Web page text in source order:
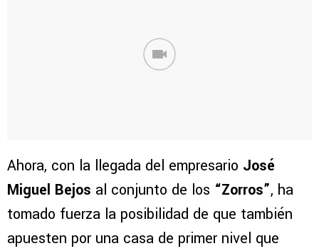
Ahora, con la llegada del empresario José
Miguel Bejos al conjunto de los “Zorros”, ha
tomado fuerza la posibilidad de que también
apuesten por una casa de primer nivel que